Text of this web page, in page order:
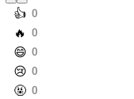
️👍 0
️🔥 0
️😄 0
️😢 0
️🤬 0